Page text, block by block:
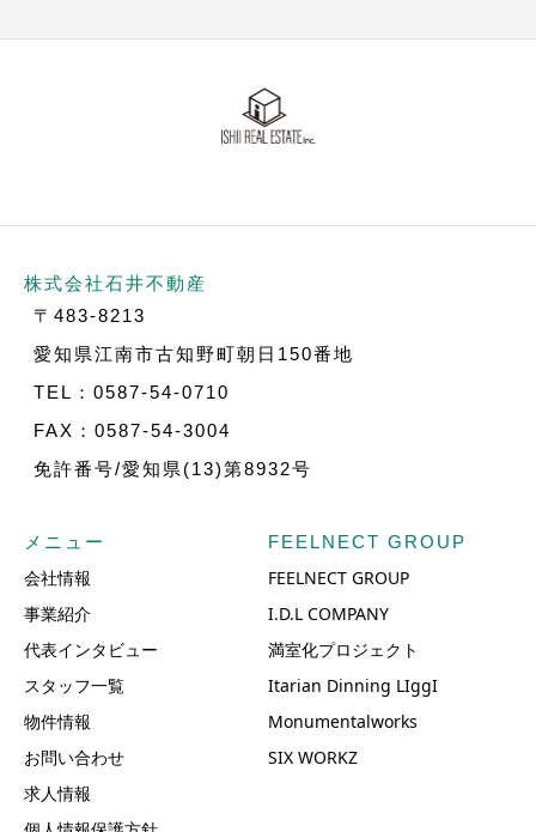
株式会社石井不動産
〒483-8213
愛知県江南市古知野町朝日150番地
TEL：0587-54-0710
FAX：0587-54-3004
免許番号/愛知県(13)第8932号
メニュー
会社情報
事業紹介
代表インタビュー
スタッフ一覧
物件情報
お問い合わせ
求人情報
FEELNECT GROUP
FEELNECT GROUP
I.D.L COMPANY
満室化プロジェクト
Itarian Dinning LIggI
Monumentalworks
SIX WORKZ